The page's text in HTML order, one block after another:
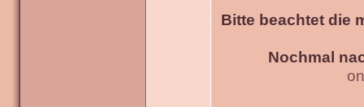
Bitte beachtet die
Nochmal